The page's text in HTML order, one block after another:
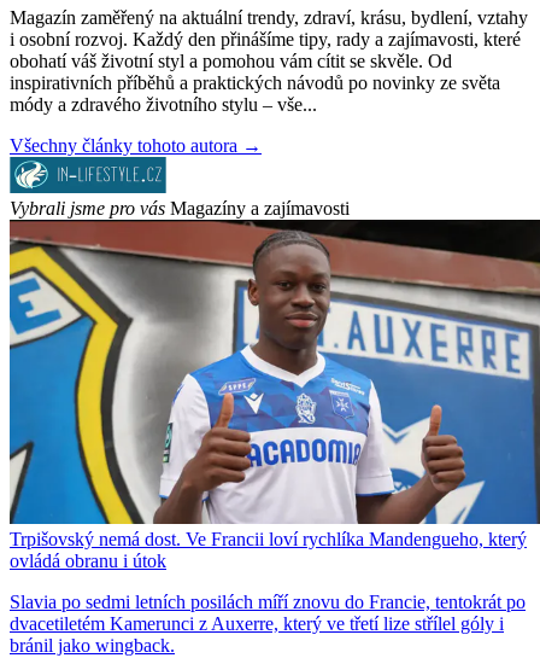
Magazín zaměřený na aktuální trendy, zdraví, krásu, bydlení, vztahy
i osobní rozvoj. Každý den přinášíme tipy, rady a zajímavosti, které
obohatí váš životní styl a pomohou vám cítit se skvěle. Od
inspirativních příběhů a praktických návodů po novinky ze světa
módy a zdravého životního stylu – vše...
Všechny články tohoto autora →
Vybrali jsme pro vás Magazíny a zajímavosti
Trpišovský nemá dost. Ve Francii loví rychlíka Mandengueho, který
ovládá obranu i útok
Slavia po sedmi letních posilách míří znovu do Francie, tentokrát po
dvacetiletém Kamerunci z Auxerre, který ve třetí lize střílel góly i
bránil jako wingback.